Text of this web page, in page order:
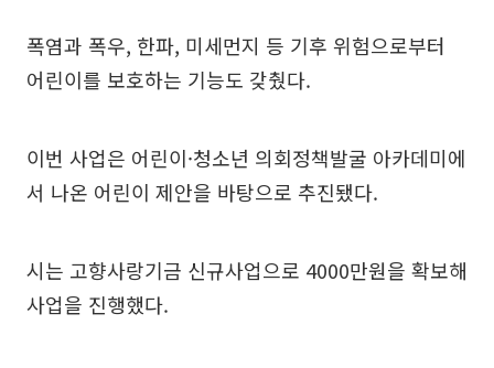
폭염과 폭우, 한파, 미세먼지 등 기후 위험으로부터
어린이를 보호하는 기능도 갖췄다.
이번 사업은 어린이·청소년 의회정책발굴 아카데미에
서 나온 어린이 제안을 바탕으로 추진됐다.
시는 고향사랑기금 신규사업으로 4000만원을 확보해
사업을 진행했다.